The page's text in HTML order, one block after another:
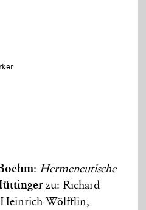
: Hermeneutische
zu: Richard
Wölfflin,